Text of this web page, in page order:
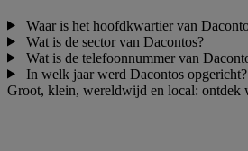
Waar is het hoofdkwartier van
Wat is de sector van Dacontos?
Wat is de telefoonnummer van
In welk jaar werd Dacontos opgericht?
Groot, klein, wereldwijd en local: ontdek